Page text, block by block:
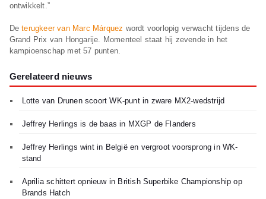
ontwikkelt.”
Deterugkeer van Marc Márquez wordt voorlopig verwacht tijdens de
Grand Prix van Hongarije. Momenteel staat hij zevende in het
kampioenschap met 57 punten.
Gerelateerd nieuws
Lotte van Drunen scoort WK-punt in zware MX2-wedstrijd
Jeffrey Herlings is de baas in MXGP de Flanders
Jeffrey Herlings wint in België en vergroot voorsprong in WK-
stand
Aprilia schittert opnieuw in British Superbike Championship op
Brands Hatch